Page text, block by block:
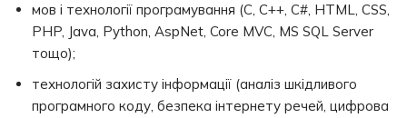
мов і технології програмування (C, C++, C#, HTML, CSS,
PHP, Java, Python, AspNet, Core MVC, MS SQL Server
тощо);
технологій захисту інформації (аналіз шкідливого
програмного коду, безпека інтернету речей, цифрова